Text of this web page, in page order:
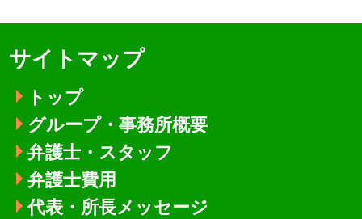
サイトマップ
トップ
グループ・事務所概要
弁護士・スタッフ
弁護士費用
代表・所長メッセージ